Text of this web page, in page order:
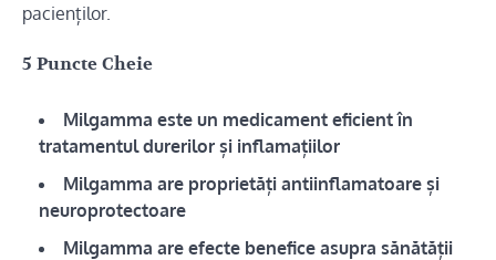
pacienților.
5 Puncte Cheie
Milgamma este un medicament eficient în
tratamentul durerilor și inflamațiilor
Milgamma are proprietăți antiinflamatoare și
neuroprotectoare
Milgamma are efecte benefice asupra sănătății